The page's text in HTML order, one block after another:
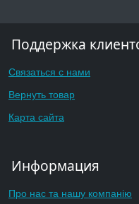
Поддержка
Связаться с нами
Вернуть товар
Карта сайта
Информация
Про нас та нашу компанію